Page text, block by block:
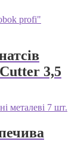
3,5